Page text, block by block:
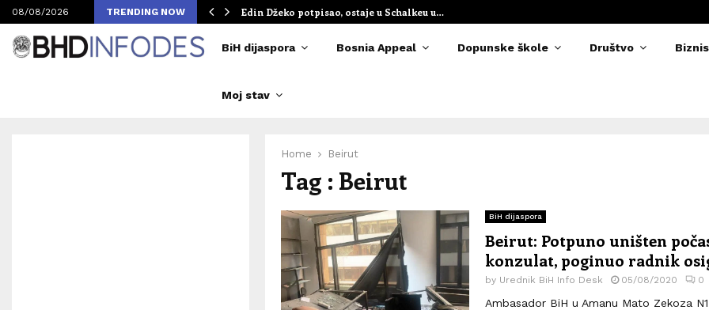
08/08/2026 TRENDING NOW
Merlinovih koncerata Edin Džeko potpisao, ostaje u Schalkeu u…
BiH dijaspora Bosnia Appeal Dopunske škole Društvo Biznis
Moj stav
Home Beirut
Tag : Beirut
BiH dijaspora
Beirut: Potpuno uništen
konzulat, poginuo radnik
by Urednik BiH Info Desk 05/08/2020 0
Ambasador BiH u Amanu Mato Zekoza